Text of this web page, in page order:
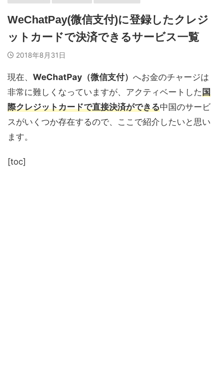
WeChatPay(微信支付)に登録したクレジ
ットカードで決済できるサービス一覧
2018年8月31日
現在、 WeChatPay（微信支付） へお金のチャージは
非常に難しくなっていますが、アクティベートした国
際クレジットカードで直接決済ができる中国のサービ
スがいくつか存在するので、ここで紹介したいと思い
ます。
[toc]